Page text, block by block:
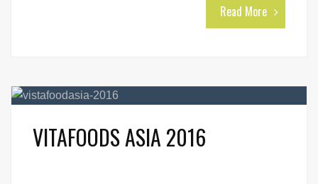
Read More
VITAFOODS ASIA 2016